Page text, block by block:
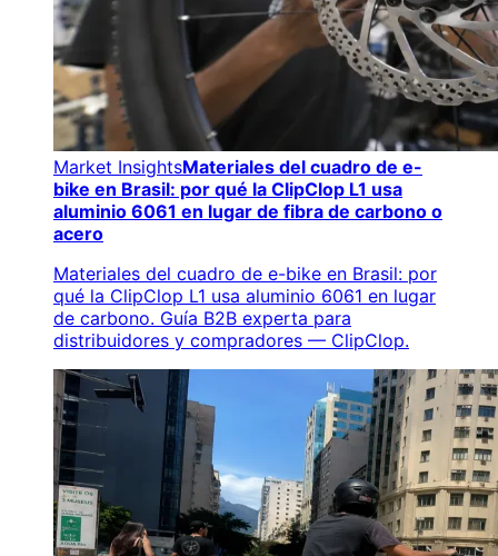
Market InsightsMateriales del cuadro de e-
bike en Brasil: por qué la ClipClop L1 usa
aluminio 6061 en lugar de fibra de carbono o
acero
Materiales del cuadro de e-bike en Brasil: por
qué la ClipClop L1 usa aluminio 6061 en lugar
de carbono. Guía B2B experta para
distribuidores y compradores — ClipClop.